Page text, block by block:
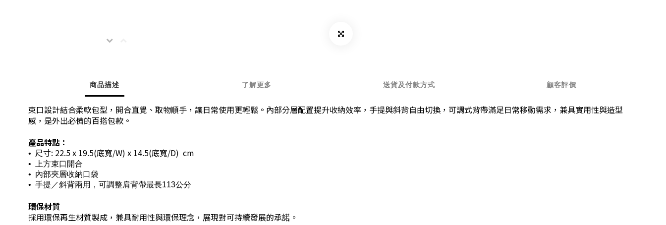
商品描述 了解更多 送貨及付款方式 顧客評價
束口設計結合柔軟包型，開合直覺、取物順手，讓日常使用更輕鬆。內部分層配置提升收納效率，手提與斜背自由切換，可調式背帶滿足日常移動需求，兼具實用性與造型
感，是外出必備的百搭包款。
產品特點：
• 尺寸: 22.5 x 19.5(底寬/W) x 14.5(底寬/D) cm
•
上方束口開合
• 內部夾層收納口袋
• 手提／斜背兩用，可調整肩背帶最長113公分
環保材質
採用環保再生材質製成，兼具耐用性與環保理念，展現對可持續發展的承諾。